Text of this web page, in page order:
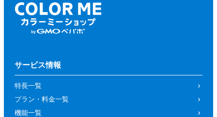
サービス情報
特長一覧
プラン・料金一覧
機能一覧